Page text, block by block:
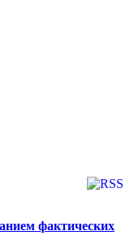
фактических